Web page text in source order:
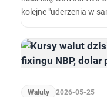
kolejne "uderzenia w
uderzeniem na bazę
Waluty 2026-05-25